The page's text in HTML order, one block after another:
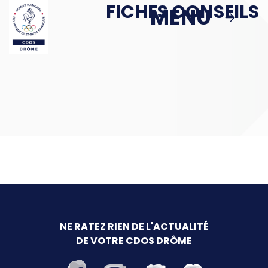
Passer au contenu principalMENU
Éducation & Citoyenneté
MENU
FICHES CONSEILS
NE RATEZ RIEN DE L'ACTUALITÉ
DE VOTRE CDOS DRÔME